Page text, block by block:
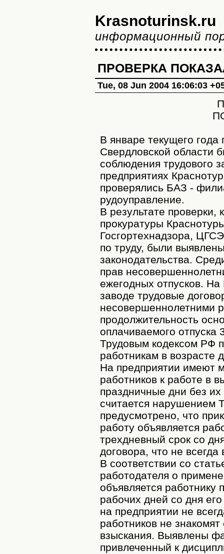
Krasnoturinsk.ru
информационный
ПРОВЕРКА
Tue, 08 Jun 2004 16:06:03
В январе текущего
Свердловской области
соблюдения трудового
предприятиях
проверялись БАЗ -
рудоуправление.
В результате проверки,
прокуратуры
Госгортехнадзора,
по труду, были
законодательства.
прав
ежегодных отпусков.
заводе трудовые
несовершеннолетними
продолжительность
оплачиваемого отпуска
Трудовым кодексом РФ
работникам в возрасте
На предприятии имеют
работников к работе в
праздничные дни без их
считается нарушением
предусмотрено, что
работу объявляется
трехдневный срок со
договора, что не
В соответствии со
работодателя о
объявляется работнику
рабочих дней со дня
на предприятии не
работников не
взыскания. Выявлены
привлеченный к